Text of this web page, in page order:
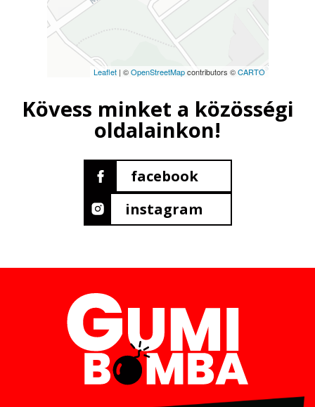
Leaflet| ©OpenStreetMapcontributors ©CARTO
Kövess minket a közösségi
oldalainkon!
facebook
instagram